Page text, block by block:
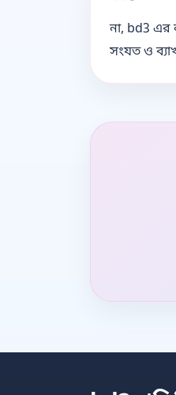
না, bd3 এর
সংযত ও